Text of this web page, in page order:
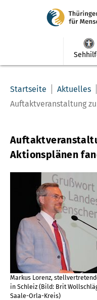
Startseite Aktuelles
Auftaktveranstaltung
Aktionsplänen
Markus Lorenz,
in Schleiz (Bild: Brit
Saale-Orla-Kreis)